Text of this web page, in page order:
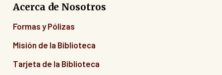
Acerca de Nosotros
Formas y Pólizas
Misión de la Biblioteca
Tarjeta de la Biblioteca